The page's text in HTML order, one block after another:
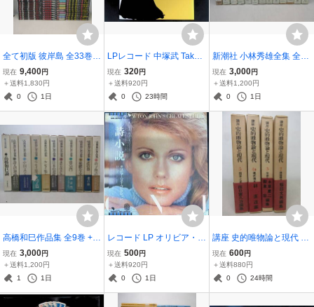
全て初版 彼岸島 全33巻 +
最後の47日間 全16巻 + 4
8日後・・・1～43巻 +
彼、岸島 1～2巻 計94冊
現在 9,400円
＋送料1,830円
0
1日
LPレコード 中塚武 Takes
hi Nakatsuka GROOVY S
AUCE COLLECTION '04
S/S DRLP-0001 YL065-
現在 320円
＋送料920円
0
23時間
新潮社 小林秀雄全集 全12
巻揃 + 考へるヒント（文
藝春秋）13冊セット 新潮
社 棚に
現在 3,000円
＋送料1,200円
0
1日
高橋和巳作品集 全9巻 +
別巻 + 高橋和巳論 計11冊
セット 河出書房新社 全巻
揃 棚ろ
現在 3,000円
＋送料1,200円
1
1日
レコード LP オリビア・ニ
ュートン・ジョン Olivia
Newton-John オリビア・
ベスト・コレクション 詩
-018
現在 500円
＋送料920円
0
1日
講座 史的唯物論と現代 4
冊セット（2・3・4b・
5） 服部文男 永原慶二 林
直道 田口富久治 編輯 棚
現在 600円
＋送料880円
0
24時間